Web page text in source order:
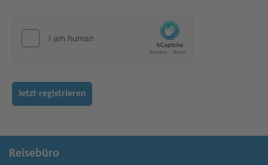
Jetzt registrieren
Reisebüro